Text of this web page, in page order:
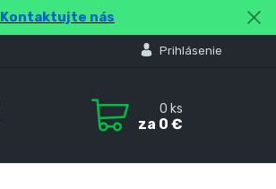
Kontaktujte nás
Prihlásenie
0 ks
za 0 €